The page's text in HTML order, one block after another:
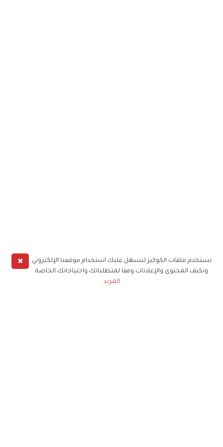
✖
نستخدم ملفات الكوكيز لنسهل عليك استخدام موقعنا الإلكتروني
ونكيف المحتوى والإعلانات وفقا لمتطلباتك واحتياجاتك الخاصة
المزيد